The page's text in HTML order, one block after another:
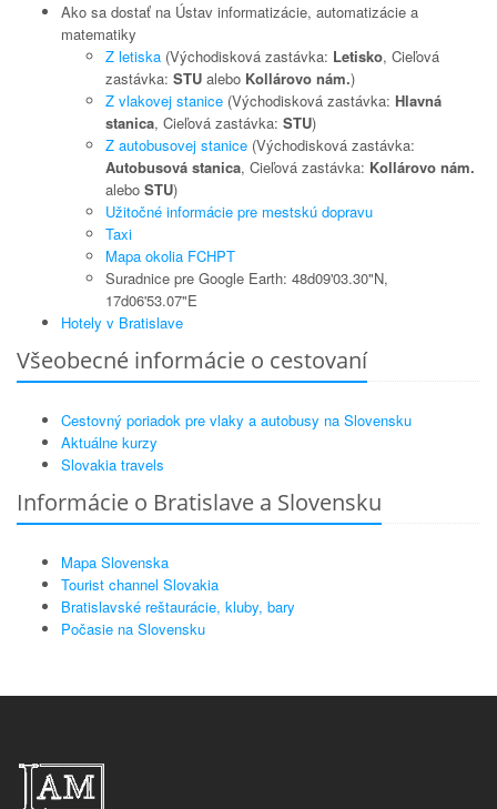
Ako sa dostať na Ústav informatizácie, automatizácie a
matematiky
Z letiska (Východisková zastávka: Letisko, Cieľová
zastávka: STU alebo Kollárovo nám.)
Z vlakovej stanice (Východisková zastávka: Hlavná
stanica, Cieľová zastávka: STU)
Z autobusovej stanice (Východisková zastávka:
Autobusová stanica, Cieľová zastávka: Kollárovo nám.
alebo STU)
Užitočné informácie pre mestskú dopravu
Taxi
Mapa okolia FCHPT
Suradnice pre Google Earth: 48d09'03.30"N,
17d06'53.07"E
Hotely v Bratislave
Všeobecné informácie o cestovaní
Cestovný poriadok pre vlaky a autobusy na Slovensku
Aktuálne kurzy
Slovakia travels
Informácie o Bratislave a Slovensku
Mapa Slovenska
Tourist channel Slovakia
Bratislavské reštaurácie, kluby, bary
Počasie na Slovensku